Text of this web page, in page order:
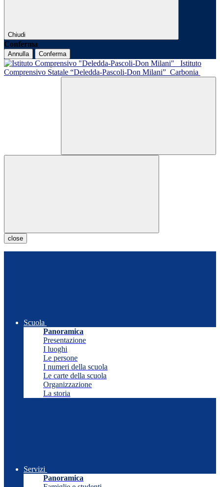
Chiudi
Conferma
Annulla Conferma
Istituto
Comprensivo Statale “Deledda-Pascoli-Don Milani” Carbonia
close
Scuola
Panoramica
Presentazione
I luoghi
Le persone
I numeri della scuola
Le carte della scuola
Organizzazione
La storia
Servizi
Panoramica